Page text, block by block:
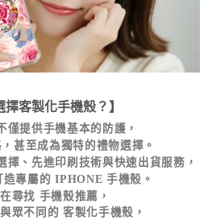
擇客製化手機殼？】
僅提供手機基本的防護，
甚至成為獨特的禮物選擇。
擇、先進印刷技術與快速出貨服務，
專屬的 IPHONE 手機殼。
尋找 手機殼推薦 ，
眾不同的客製化手機殼 ，